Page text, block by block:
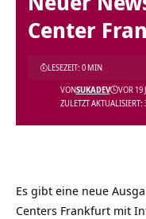
Center
ZULETZT
VONSUKADEV VOR 19
LESEZEIT: 0 MIN
Es gibt eine neue
Centers Frankfurt mit